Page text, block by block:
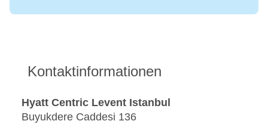
Kontaktinformationen
Hyatt Centric Levent Istanbul
Buyukdere Caddesi 136